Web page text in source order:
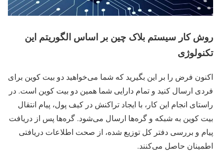
روش کار سیستم بلاک چین بر اساس الگوریتم این
تکنولوژی
اکنون فرض را بر این بگیرید که شما می‌خواهید دو بیت کوین برای
فردی ارسال کنید و تمام دارایی شما همین دو بیت کوین است. در
راستای انجام این کار، با ایجاد تراکنش در کیف پول، پیام انتقال
بیت کوین به شبکه و گره‌ها ارسال می‌شود. گره‌ها پس از دریافت
پیام و بررسی دفتر کل توزیع شده، از صحت اطلاعات دریافتی
اطمینان حاصل می‌کنند.